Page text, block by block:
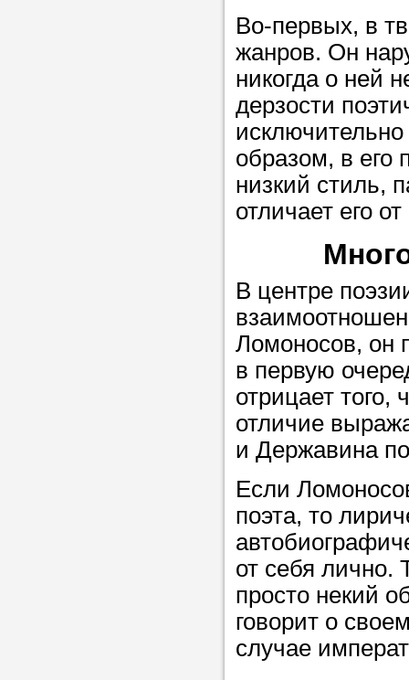
заявку на
то в поле
укажите как
чтобы мы
самого
репетитора.
Мы
в
советам,
репетитора
Совет 3.
студент-
хорошо
задачей. Он
цена ниже, и
найдет
Во-первых, в
жанров. Он
никогда о ней
дерзости
образом, в его
низкий стиль,
отличает его
В центре
Ломоносов, он
в первую
отрицает того,
отличие
и Державина
Если
поэта, то
от себя лично.
просто некий
говорит о
случае